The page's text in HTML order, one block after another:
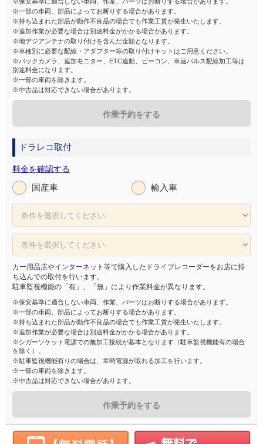
※一部の車両、部品によってお断りする場合があります。
※持ち込まれた部品が動作不良品の場合でも作業工賃が発生いたします。
※追加作業が必要な場合は別途料金がかかる場合があります。
※地デジアンテナの取り付けを含んだ金額となります。
※車種別に必要な配線・アダプター等の取り付けキットはご用意ください。
※バックカメラ、追加モニター、ETC連動、ビーコン、車速パルス配線加工等は
別途料金になります。
※一部の車両を除きます。
※中古品は対応できない場合があります。
作業予約をする
ドラレコ取付
料金を確認する
国産車 輸入車
カー用品店やインターネット等で購入したドライブレコーダーをお店に持
ち込んでの取付を行います。
駐車監視機能の「有」、「無」により作業料金が異なります。
※保安基準に適合しない車両、作業、パーツはお断りする場合があります。
※一部の車両、部品によってお断りする場合があります。
※持ち込まれた部品が動作不良品の場合でも作業工賃が発生いたします。
※追加作業が必要な場合は別途料金がかかる場合があります。
※シガーソケット電源での無加工接続が基本となります（駐車監視機能有の場合
を除く）。
※駐車監視機能有りの場合は、常時電源が取れる加工を行います。
※一部の車両を除きます。
※中古品は対応できない場合があります。
作業予約をする